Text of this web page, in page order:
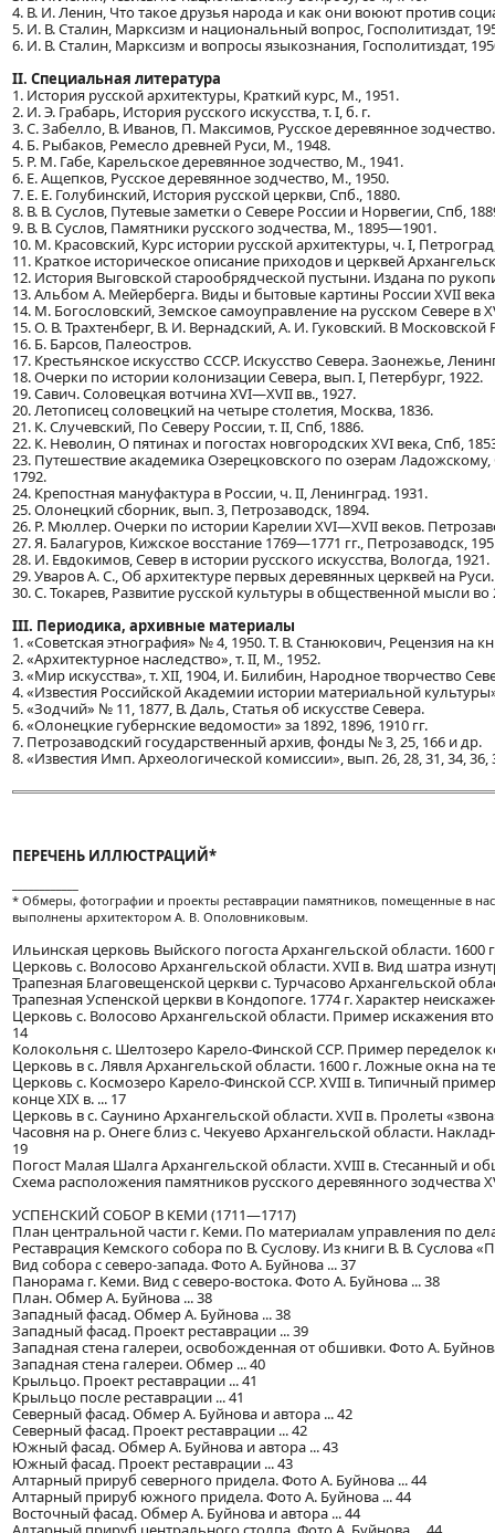
4. В. И. Ленин, Что такое друзья народа и как они воюют против
5. И. В. Сталин, Марксизм и национальный вопрос, Госполитиздат,
6. И. В. Сталин, Марксизм и вопросы языкознания, Госполитиздат,
II. Специальная литература
1. История русской архитектуры, Краткий курс, М., 1951.
2. И. Э. Грабарь, История русского искусства, т. I, б. г.
3. С. Забелло, В. Иванов, П. Максимов, Русское деревянное
4. Б. Рыбаков, Ремесло древней Руси, М., 1948.
5. Р. М. Габе, Карельское деревянное зодчество, М., 1941.
6. Е. Ащепков, Русское деревянное зодчество, М., 1950.
7. Е. Е. Голубинский, История русской церкви, Спб., 1880.
8. В. В. Суслов, Путевые заметки о Севере России и Норвегии, Спб,
9. В. В. Суслов, Памятники русского зодчества, М., 1895—1901.
10. М. Красовский, Курс истории русской архитектуры, ч. I,
11. Краткое историческое описание приходов и церквей
12. История Выговской старообрядческой пустыни. Издана по
13. Альбом А. Мейерберга. Виды и бытовые картины России XVII
14. М. Богословский, Земское самоуправление на русском Севере в
15. О. В. Трахтенберг, В. И. Вернадский, А. И. Гуковский. В Московской
16. Б. Барсов, Палеостров.
17. Крестьянское искусство СССР. Искусство Севера. Заонежье,
18. Очерки по истории колонизации Севера, вып. I, Петербург, 1922.
19. Савич. Соловецкая вотчина XVI—XVII вв., 1927.
20. Летописец соловецкий на четыре столетия, Москва, 1836.
21. К. Случевский, По Северу России, т. II, Спб, 1886.
22. К. Неволин, О пятинах и погостах новгородских XVI века, Спб,
23. Путешествие академика Озерецковского по озерам
1792.
24. Крепостная мануфактура в России, ч. II, Ленинград. 1931.
25. Олонецкий сборник, вып. 3, Петрозаводск, 1894.
26. Р. Мюллер. Очерки по истории Карелии XVI—XVII веков.
27. Я. Балагуров, Кижское восстание 1769—1771 гг., Петрозаводск,
28. И. Евдокимов, Север в истории русского искусства, Вологда, 1921.
29. Уваров А. С., Об архитектуре первых деревянных церквей на
30. С. Токарев, Развитие русской культуры в общественной мысли
III. Периодика, архивные материалы
1. «Советская этнография» № 4, 1950. Т. В. Станюкович, Рецензия на
2. «Архитектурное наследство», т. II, М., 1952.
3. «Мир искусства», т. XII, 1904, И. Билибин, Народное творчество
4. «Известия Российской Академии истории материальной
5. «Зодчий» № 11, 1877, В. Даль, Статья об искусстве Севера.
6. «Олонецкие губернские ведомости» за 1892, 1896, 1910 гг.
7. Петрозаводский государственный архив, фонды № 3, 25, 166 и др.
8. «Известия Имп. Археологической комиссии», вып. 26, 28, 31, 34, 36,
ПЕРЕЧЕНЬ ИЛЛЮСТРАЦИЙ*
* Обмеры, фотографии и проекты реставрации памятников, помещенные в
выполнены архитектором А. В. Ополовниковым.
Ильинская церковь Выйского погоста Архангельской области.
Церковь с. Волосово Архангельской области. XVII в. Вид шатра
Трапезная Благовещенской церкви с. Турчасово Архангельской
Трапезная Успенской церкви в Кондопоге. 1774 г. Характер
Церковь с. Волосово Архангельской области. Пример искажения
14
Колокольня с. Шелтозеро Карело-Финской ССР. Пример переделок
Церковь в с. Лявля Архангельской области. 1600 г. Ложные окна на
Церковь с. Космозеро Карело-Финской ССР. XVIII в. Типичный
конце XIX в. ... 17
Церковь в с. Саунино Архангельской области. XVII в. Пролеты
Часовня на р. Онеге близ с. Чекуево Архангельской области.
19
Погост Малая Шалга Архангельской области. XVIII в. Стесанный и
Схема расположения памятников русского деревянного
УСПЕНСКИЙ СОБОР В КЕМИ (1711—1717)
План центральной части г. Кеми. По материалам управления по
Реставрация Кемского собора по В. Суслову. Из книги В. В. Суслова
Вид собора с северо-запада. Фото А. Буйнова ... 37
Панорама г. Кеми. Вид с северо-востока. Фото А. Буйнова ... 38
План. Обмер А. Буйнова ... 38
Западный фасад. Обмер А. Буйнова ... 38
Западный фасад. Проект реставрации ... 39
Западная стена галереи, освобожденная от обшивки. Фото А.
Западная стена галереи. Обмер ... 40
Крыльцо. Проект реставрации ... 41
Крыльцо после реставрации ... 41
Северный фасад. Обмер А. Буйнова и автора ... 42
Северный фасад. Проект реставрации ... 42
Южный фасад. Обмер А. Буйнова и автора ... 43
Южный фасад. Проект реставрации ... 43
Алтарный прируб северного придела. Фото А. Буйнова ... 44
Алтарный прируб южного придела. Фото А. Буйнова ... 44
Восточный фасад. Обмер А. Буйнова и автора ... 44